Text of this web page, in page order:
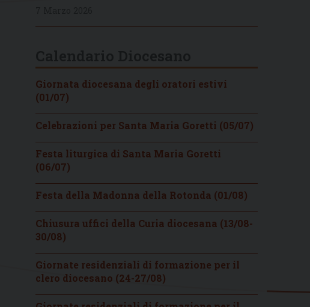
Giornata diocesana degli oratori estivi
(01/07)
Celebrazioni per Santa Maria Goretti (05/07)
Festa liturgica di Santa Maria Goretti
(06/07)
Festa della Madonna della Rotonda (01/08)
Chiusura uffici della Curia diocesana (13/08-
30/08)
Giornate residenziali di formazione per il
clero diocesano (24-27/08)